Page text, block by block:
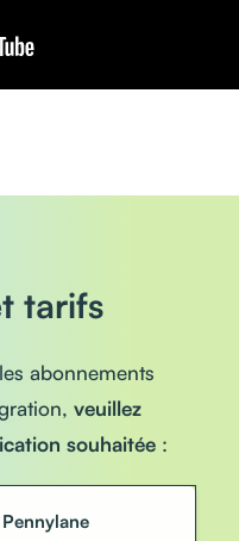
tarifs
abonnements
veuillez
souhaitée: